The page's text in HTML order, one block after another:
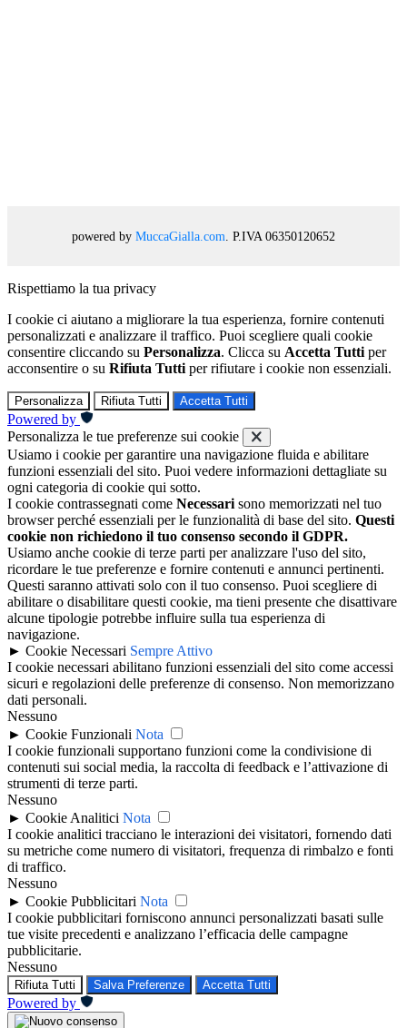
powered by MuccaGialla.com . P.IVA 06350120652
Rispettiamo la tua privacy
I cookie ci aiutano a migliorare la tua esperienza, fornire contenuti
personalizzati e analizzare il traffico. Puoi scegliere quali cookie
consentire cliccando su Personalizza. Clicca su Accetta Tutti per
acconsentire o su Rifiuta Tutti per rifiutare i cookie non essenziali.
Personalizza Rifiuta Tutti Accetta Tutti
Powered by
Personalizza le tue preferenze sui cookie
Usiamo i cookie per garantire una navigazione fluida e abilitare
funzioni essenziali del sito. Puoi vedere informazioni dettagliate su
ogni categoria di cookie qui sotto.
I cookie contrassegnati come Necessari sono memorizzati nel tuo
browser perché essenziali per le funzionalità di base del sito. Questi
cookie non richiedono il tuo consenso secondo il GDPR.
Usiamo anche cookie di terze parti per analizzare l'uso del sito,
ricordare le tue preferenze e fornire contenuti e annunci pertinenti.
Questi saranno attivati solo con il tuo consenso. Puoi scegliere di
abilitare o disabilitare questi cookie, ma tieni presente che disattivare
alcune tipologie potrebbe influire sulla tua esperienza di
navigazione.
► Cookie Necessari Sempre Attivo
I cookie necessari abilitano funzioni essenziali del sito come accessi
sicuri e regolazioni delle preferenze di consenso. Non memorizzano
dati personali.
Nessuno
► Cookie Funzionali Nota
I cookie funzionali supportano funzioni come la condivisione di
contenuti sui social media, la raccolta di feedback e l’attivazione di
strumenti di terze parti.
Nessuno
► Cookie Analitici Nota
I cookie analitici tracciano le interazioni dei visitatori, fornendo dati
su metriche come numero di visitatori, frequenza di rimbalzo e fonti
di traffico.
Nessuno
► Cookie Pubblicitari Nota
I cookie pubblicitari forniscono annunci personalizzati basati sulle
tue visite precedenti e analizzano l’efficacia delle campagne
pubblicitarie.
Nessuno
Rifiuta Tutti Salva Preferenze Accetta Tutti
Powered by